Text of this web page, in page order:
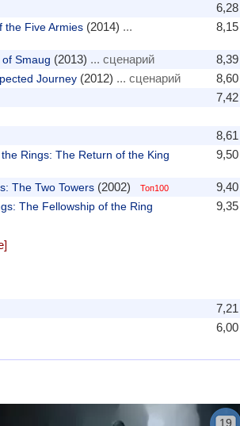
6,28
8,15
the Five Armies(2014) ...
8,39
Smaug (2013) ... сценарий
8,60
Journey(2012) ... сценарий
7,42
8,61
9,50
Rings: The Return of the King
9,40
The Two Towers(2002) Топ100
9,35
The Fellowship of the Ring
7,21
6,00
19